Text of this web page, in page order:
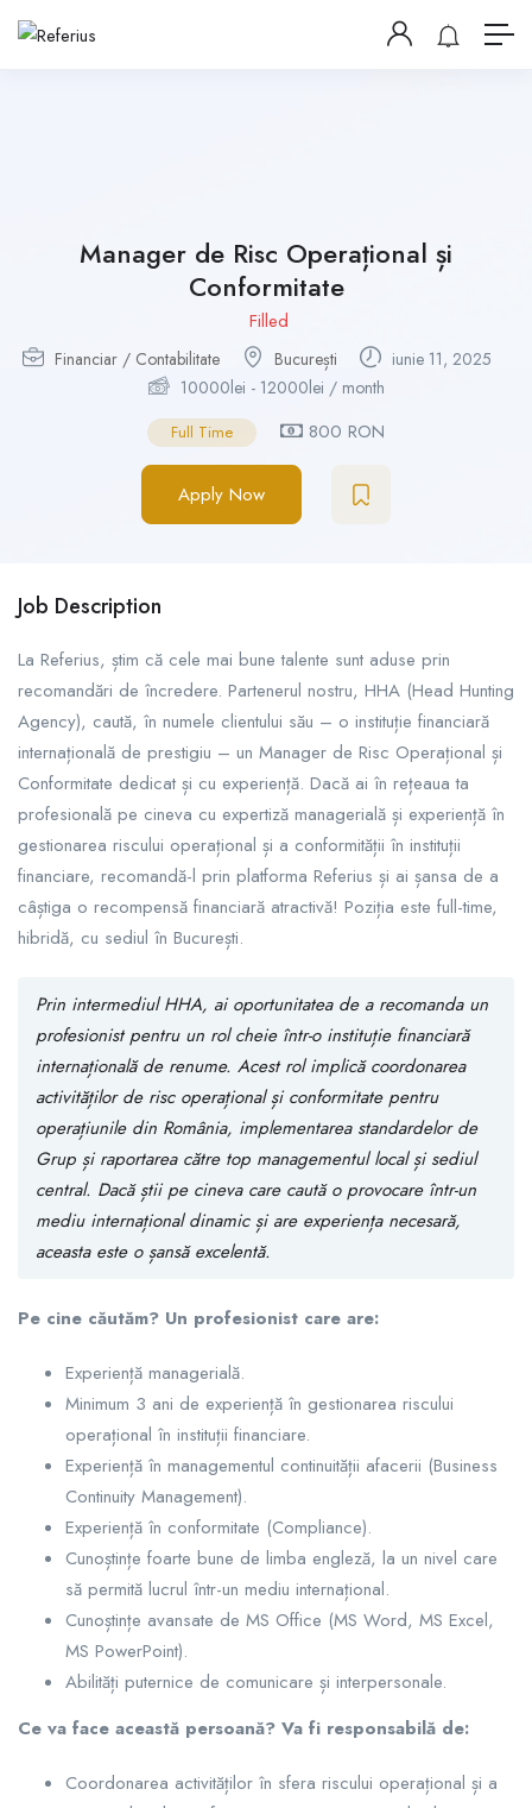
Manager de Risc Operațional și
Conformitate
Filled
Financiar / Contabilitate București
iunie 11, 2025
10000lei - 12000lei / month
Full Time 800 RON
Apply Now
Job Description
La Referius, știm că cele mai bune talente sunt aduse prin
recomandări de încredere. Partenerul nostru, HHA (Head Hunting
Agency), caută, în numele clientului său – o instituție financiară
internațională de prestigiu – un Manager de Risc Operațional și
Conformitate dedicat și cu experiență. Dacă ai în rețeaua ta
profesională pe cineva cu expertiză managerială și experiență în
gestionarea riscului operațional și a conformității în instituții
financiare, recomandă-l prin platforma Referius și ai șansa de a
câștiga o recompensă financiară atractivă! Poziția este full-time,
hibridă, cu sediul în București.
Prin intermediul HHA, ai oportunitatea de a recomanda un
profesionist pentru un rol cheie într-o instituție financiară
internațională de renume. Acest rol implică coordonarea
activităților de risc operațional și conformitate pentru
operațiunile din România, implementarea standardelor de
Grup și raportarea către top managementul local și sediul
central. Dacă știi pe cineva care caută o provocare într-un
mediu internațional dinamic și are experiența necesară,
aceasta este o șansă excelentă.
Pe cine căutăm? Un profesionist care are:
Experiență managerială.
Minimum 3 ani de experiență în gestionarea riscului
operațional în instituții financiare.
Experiență în managementul continuității afacerii (Business
Continuity Management).
Experiență în conformitate (Compliance).
Cunoștințe foarte bune de limba engleză, la un nivel care
să permită lucrul într-un mediu internațional.
Cunoștințe avansate de MS Office (MS Word, MS Excel,
MS PowerPoint).
Abilități puternice de comunicare și interpersonale.
Ce va face această persoană? Va fi responsabilă de:
Coordonarea activităților în sfera riscului operațional și a